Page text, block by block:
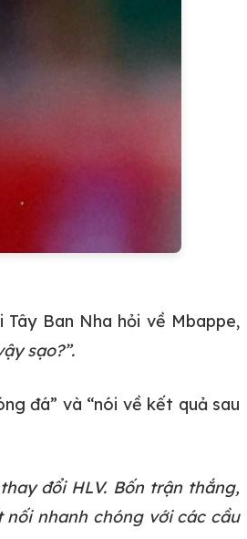
Ban Nha hỏi về Mbappe,
sạo?”.
đá” và “nói về kết quả sau
đổi HLV. Bốn trận thắng,
nhanh chóng với các cầu